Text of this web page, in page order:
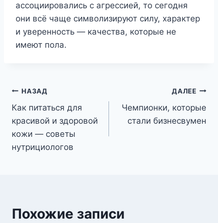
ассоциировались с агрессией, то сегодня
они всё чаще символизируют силу, характер
и уверенность — качества, которые не
имеют пола.
Навигация
по
записям
НАЗАД
Как питаться для
красивой и здоровой
кожи — советы
нутрициологов
ДАЛЕЕ
Чемпионки, которые
стали бизнесвумен
Похожие записи